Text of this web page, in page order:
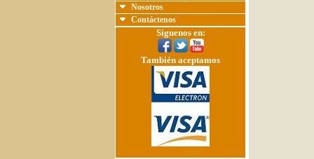
Nosotros
Contáctenos
Síguenos en:
También aceptamos